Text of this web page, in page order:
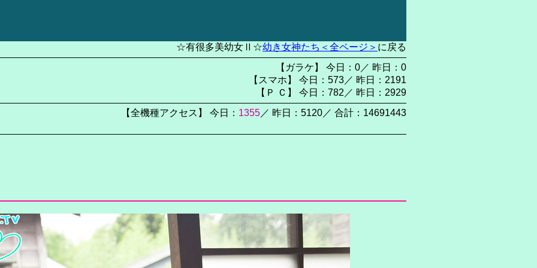
☆有很多美幼女Ⅱ☆幼き女神たち＜全ページ＞ に戻る
【ガラケ】 今日：0／ 昨日：0
【スマホ】 今日：573／ 昨日：2191
【Ｐ Ｃ】 今日：782／ 昨日：2929
【全機種アクセス】 今日： 1355／ 昨日：5120／ 合計：14691443